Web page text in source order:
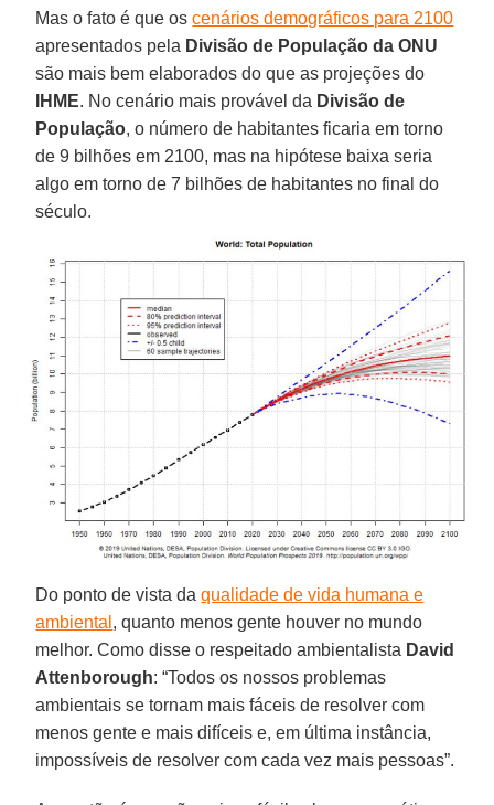
Mas o fato é que oscenários demográficos para 2100
apresentados pela Divisão de População da ONU
são mais bem elaborados do que as projeções do
IHME. No cenário mais provável da Divisão de
População, o número de habitantes ficaria em torno
de 9 bilhões em 2100, mas na hipótese baixa seria
algo em torno de 7 bilhões de habitantes no final do
século.
Do ponto de vista daqualidade de vida humana e
ambiental , quanto menos gente houver no mundo
melhor. Como disse o respeitado ambientalista David
Attenborough: “Todos os nossos problemas
ambientais se tornam mais fáceis de resolver com
menos gente e mais difíceis e, em última instância,
impossíveis de resolver com cada vez mais pessoas”.